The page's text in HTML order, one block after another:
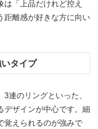
は「上品だけれど控え
距離感が好きな方に向い
タイプ
連のリングといった、
デザインが中心です。細
覚えられるのが強みで